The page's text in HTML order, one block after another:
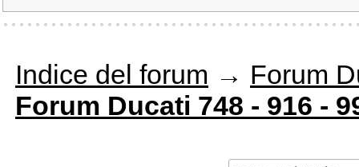
Indice del forum → Forum
Forum Ducati 748 - 916 -